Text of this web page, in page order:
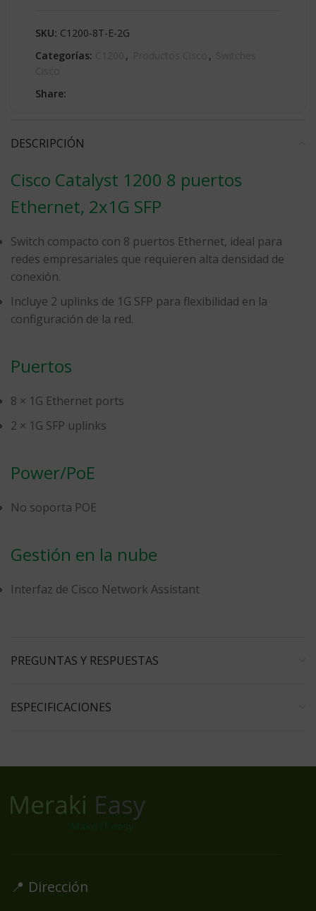
SKU: C1200-8T-E-2G
Categorías:
, ,
Share:
DESCRIPCIÓN
Cisco Catalyst 1200 8 puertos
Ethernet, 2x1G SFP
Switch compacto con 8 puertos Ethernet, ideal para
redes empresariales que requieren alta densidad de
conexión.
Incluye 2 uplinks de 1G SFP para flexibilidad en la
configuración de la red.
Puertos
8 × 1G Ethernet ports
2 × 1G SFP uplinks
Power/PoE
No soporta POE
Gestión en la nube
Interfaz de Cisco Network Assistant
PREGUNTAS Y RESPUESTAS
ESPECIFICACIONES
📍 Dirección